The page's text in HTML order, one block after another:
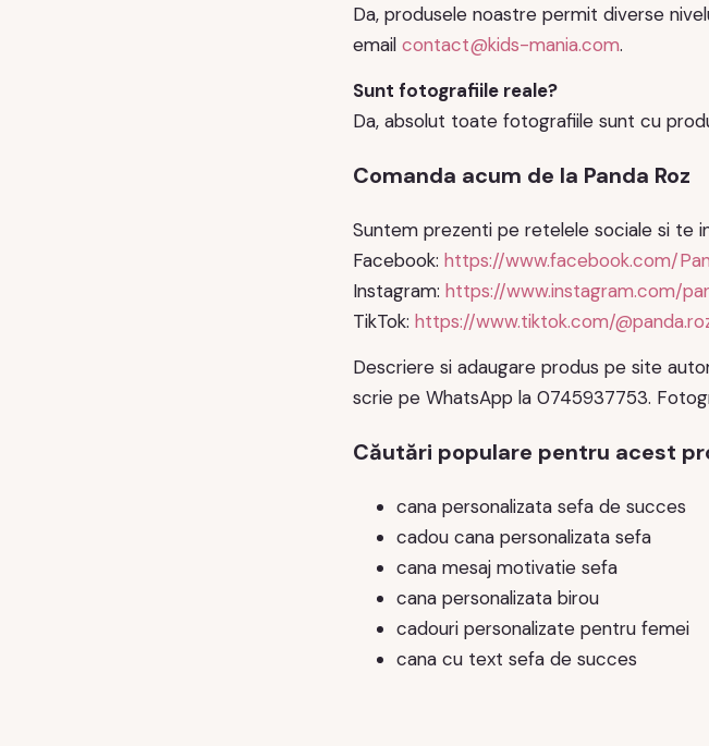
Da, produsele noastre permit diverse
email contact@kids-mania.com.
Sunt fotografiile reale?
Da, absolut toate fotografiile sunt cu
Comanda acum de la Panda Roz
Suntem prezenti pe retelele sociale si te
Facebook: https://www.facebook.com/
Instagram: https://www.instagram.com/
TikTok: https://www.tiktok.com/
Descriere si adaugare produs pe site
scrie pe WhatsApp la 0745937753.
Căutări populare pentru acest
cana personalizata sefa de succes
cadou cana personalizata sefa
cana mesaj motivatie sefa
cana personalizata birou
cadouri personalizate pentru femei
cana cu text sefa de succes